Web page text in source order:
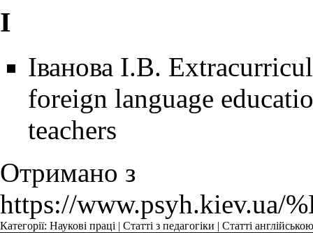
І
Іванова І.В.
foreign language
teachers
Отримано з
https://www.psyh.kiev.ua/
Категорії: Наукові праці | Статті з педагогіки | Статті